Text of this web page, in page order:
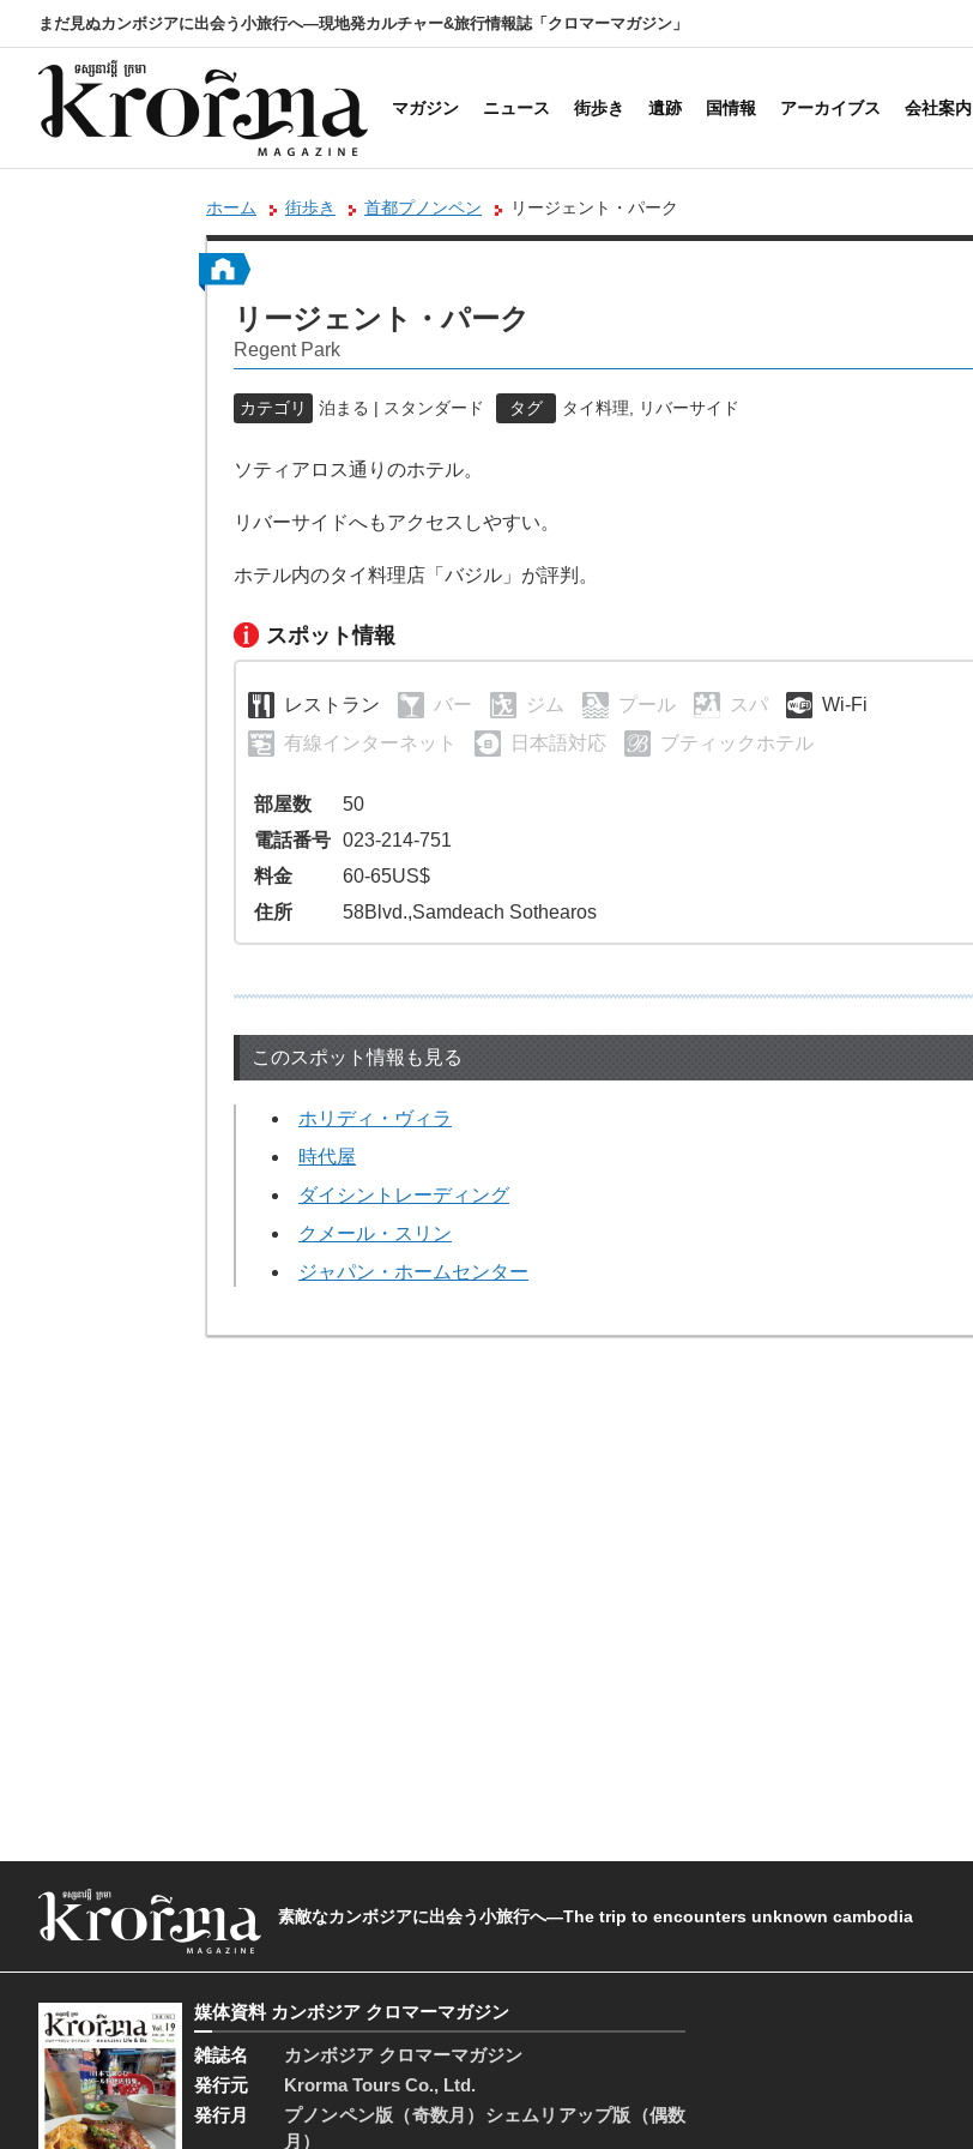
まだ見ぬカンボジアに出会う小旅行へ―現地発カルチャー&旅行情報誌「クロマーマガジン」
マガジン ニュース 街歩き 遺跡 国情報 アーカイブス 会社案内
ホーム 街歩き 首都プノンペン リージェント・パーク
リージェント・パーク
Regent Park
カテゴリ 泊まる | スタンダード タグ タイ料理 リバーサイド
ソティアロス通りのホテル。
リバーサイドへもアクセスしやすい。
ホテル内のタイ料理店「バジル」が評判。
スポット情報
レストラン バー ジム プール スパ
Wi-Fi
有線インターネット
日本語対応 ブティックホテル
部屋数
50
電話番号 023-214-751
料金
60-65US$
住所
58Blvd.,Samdeach Sothearos
このスポット情報も見る
ホリディ・ヴィラ
時代屋
ダイシントレーディング
クメール・スリン
ジャパン・ホームセンター
素敵なカンボジアに出会う小旅行へ―The trip to encounters unknown cambodia
媒体資料 カンボジア クロマーマガジン
雑誌名
カンボジア クロマーマガジン
発行元
Krorma Tours Co., Ltd.
発行月
プノンペン版（奇数月）シェムリアップ版（偶数
月）